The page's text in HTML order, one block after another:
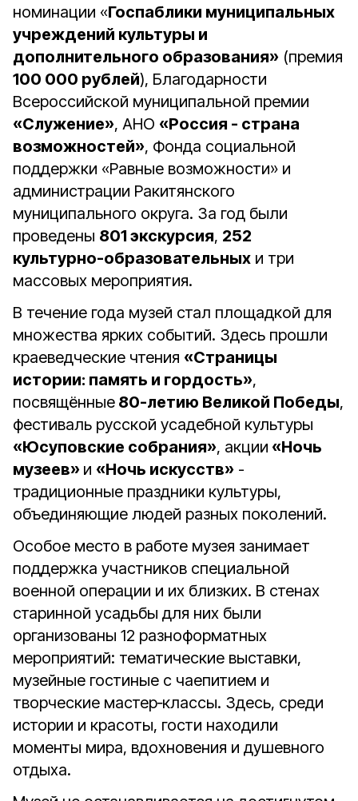
номинации «Госпаблики муниципальных
учреждений культуры и
дополнительного образования» (премия
100 000 рублей), Благодарности
Всероссийской муниципальной премии
«Служение», АНО «Россия - страна
возможностей», Фонда социальной
поддержки «Равные возможности» и
администрации Ракитянского
муниципального округа. За год были
проведены 801 экскурсия, 252
культурно-образовательных и три
массовых мероприятия.
В течение года музей стал площадкой для
множества ярких событий. Здесь прошли
краеведческие чтения «Страницы
истории: память и гордость»,
посвящённые 80-летию Великой Победы,
фестиваль русской усадебной культуры
«Юсуповские собрания», акции «Ночь
музеев» и «Ночь искусств» -
традиционные праздники культуры,
объединяющие людей разных поколений.
Особое место в работе музея занимает
поддержка участников специальной
военной операции и их близких. В стенах
старинной усадьбы для них были
организованы 12 разноформатных
мероприятий: тематические выставки,
музейные гостиные с чаепитием и
творческие мастер‑классы. Здесь, среди
истории и красоты, гости находили
моменты мира, вдохновения и душевного
отдыха.